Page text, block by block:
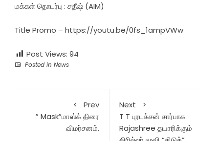
மக்கள் தொடர்பு : சதீஷ் (AIM)
Title Promo – https://youtu.be/0fs_1ampVWw
Post Views: 94
Posted in News
Prev
” Mask”மாஸ்க் திரை
விமர்சனம்.
Next
T T புரடக்சன் சார்பாக
Rajashree தயாரிக்கும்